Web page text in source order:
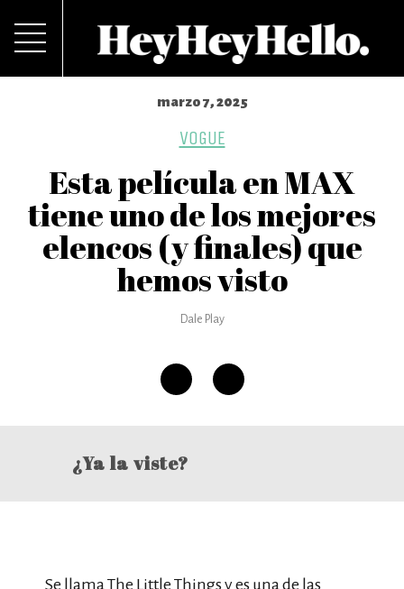
marzo 7, 2025
VOGUE
Esta película en MAX
tiene uno de los mejores
elencos (y finales) que
hemos visto
Dale Play
¿Ya la viste?
Se llama The Little Things y es una de las